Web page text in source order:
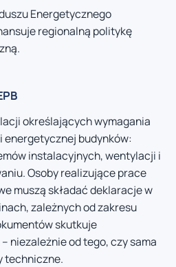
Energetycznego
regionalną politykę
określających wymagania
budynków:
instalacyjnych, wentylacji i
Osoby realizujące prace
muszą składać deklaracje w
zależnych od zakresu
skutkuje
niezależnie od tego, czy sama
techniczne.